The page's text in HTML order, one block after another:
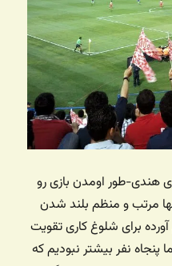
هندی-طور اومدن بازی رو
مرتب و منظم بلند شدن
برای شلوغ کاری تقویت
پنجاه نفر بیشتر نبودیم که